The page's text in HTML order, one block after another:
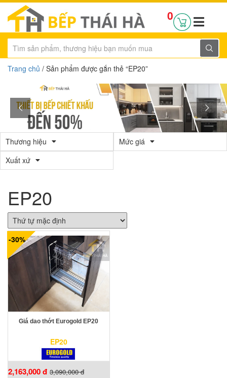
0
Trang chủ / Sản phẩm được gắn thẻ “EP20”
Thương hiệu
Mức giá
Xuất xứ
EP20
-30%
Giá dao thớt Eurogold EP20
EP20
2,163,000 đ 3,090,000 đ